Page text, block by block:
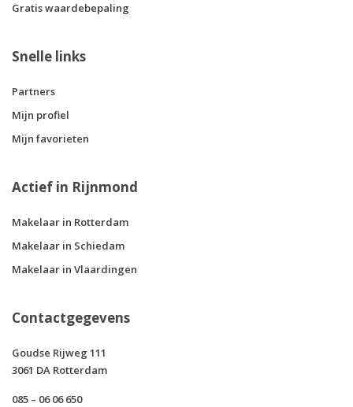
Gratis waardebepaling
Snelle links
Partners
Mijn profiel
Mijn favorieten
Actief in Rijnmond
Makelaar in Rotterdam
Makelaar in Schiedam
Makelaar in Vlaardingen
Contactgegevens
Goudse Rijweg 111
3061 DA Rotterdam
085 – 06 06 650